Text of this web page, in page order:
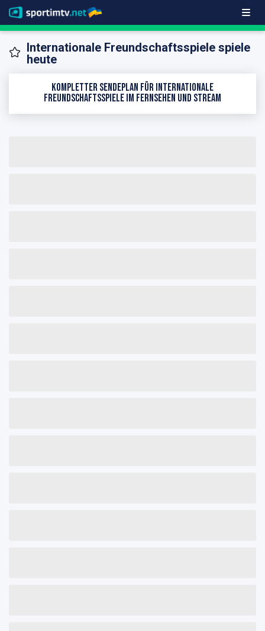
Internationale Freundschaftsspiele spiele
heute
Kompletter Sendeplan für Internationale
Freundschaftsspiele im Fernsehen und Stream